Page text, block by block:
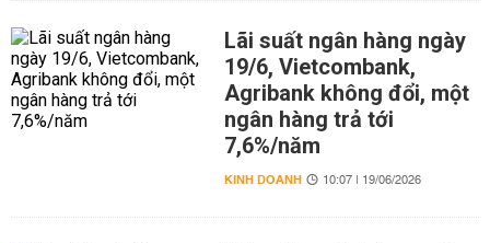
Lãi suất ngân hàng ngày
19/6, Vietcombank,
Agribank không đổi, một
ngân hàng trả tới
7,6%/năm
KINH DOANH 10:07 | 19/06/2026